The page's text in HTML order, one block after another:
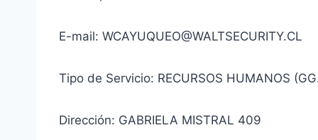
E-mail: WCAYUQUEO@WALTSECURITY.CL
Tipo de Servicio: RECURSOS HUMANOS
Dirección: GABRIELA MISTRAL 409